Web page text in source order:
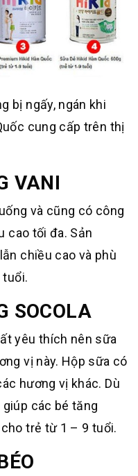
bị ngấy, ngán khi
cung cấp trên thị
VANI
và cũng có công
cao tối đa. Sản
chiều cao và phù
SOCOLA
yêu thích nên sữa
vị này. Hộp sữa có
hương vị khác. Dù
các bé tăng
trẻ từ 1 – 9 tuổi.